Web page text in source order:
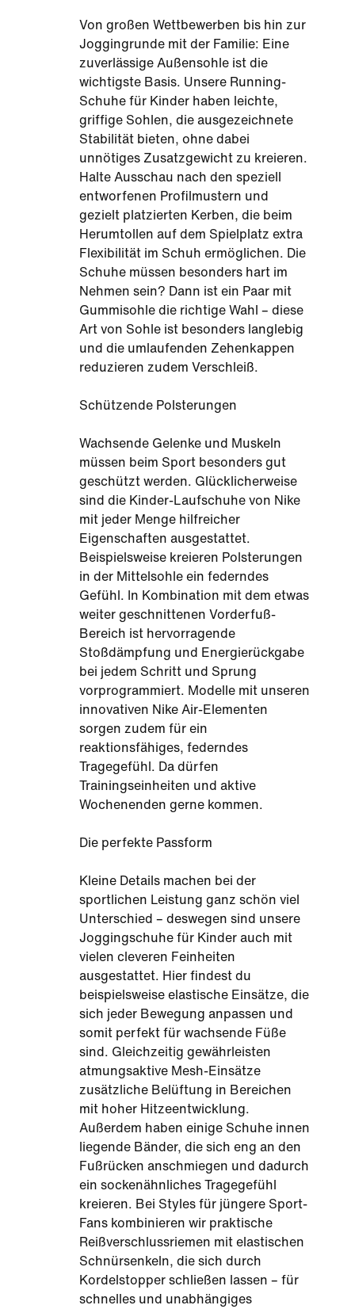
Von großen Wettbewerben bis hin zur
Joggingrunde mit der Familie: Eine
zuverlässige Außensohle ist die
wichtigste Basis. Unsere Running-
Schuhe für Kinder haben leichte,
griffige Sohlen, die ausgezeichnete
Stabilität bieten, ohne dabei
unnötiges Zusatzgewicht zu kreieren.
Halte Ausschau nach den speziell
entworfenen Profilmustern und
gezielt platzierten Kerben, die beim
Herumtollen auf dem Spielplatz extra
Flexibilität im Schuh ermöglichen. Die
Schuhe müssen besonders hart im
Nehmen sein? Dann ist ein Paar mit
Gummisohle die richtige Wahl – diese
Art von Sohle ist besonders langlebig
und die umlaufenden Zehenkappen
reduzieren zudem Verschleiß.
Schützende Polsterungen
Wachsende Gelenke und Muskeln
müssen beim Sport besonders gut
geschützt werden. Glücklicherweise
sind die Kinder-Laufschuhe von Nike
mit jeder Menge hilfreicher
Eigenschaften ausgestattet.
Beispielsweise kreieren Polsterungen
in der Mittelsohle ein federndes
Gefühl. In Kombination mit dem etwas
weiter geschnittenen Vorderfuß-
Bereich ist hervorragende
Stoßdämpfung und Energierückgabe
bei jedem Schritt und Sprung
vorprogrammiert. Modelle mit unseren
innovativen Nike Air-Elementen
sorgen zudem für ein
reaktionsfähiges, federndes
Tragegefühl. Da dürfen
Trainingseinheiten und aktive
Wochenenden gerne kommen.
Die perfekte Passform
Kleine Details machen bei der
sportlichen Leistung ganz schön viel
Unterschied – deswegen sind unsere
Joggingschuhe für Kinder auch mit
vielen cleveren Feinheiten
ausgestattet. Hier findest du
beispielsweise elastische Einsätze, die
sich jeder Bewegung anpassen und
somit perfekt für wachsende Füße
sind. Gleichzeitig gewährleisten
atmungsaktive Mesh-Einsätze
zusätzliche Belüftung in Bereichen
mit hoher Hitzeentwicklung.
Außerdem haben einige Schuhe innen
liegende Bänder, die sich eng an den
Fußrücken anschmiegen und dadurch
ein sockenähnliches Tragegefühl
kreieren. Bei Styles für jüngere Sport-
Fans kombinieren wir praktische
Reißverschlussriemen mit elastischen
Schnürsenkeln, die sich durch
Kordelstopper schließen lassen – für
schnelles und unabhängiges